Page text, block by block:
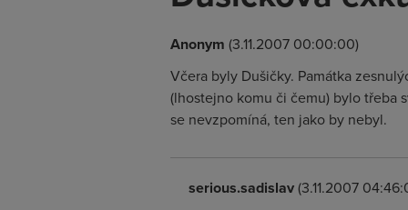
Anonym (3.11.2007 00:00:00)
Včera byly Dušičky. Památka
(lhostejno komu či čemu) bylo třeba
se nevzpomíná, ten jako by nebyl.
serious.sadislav(3.11.2007